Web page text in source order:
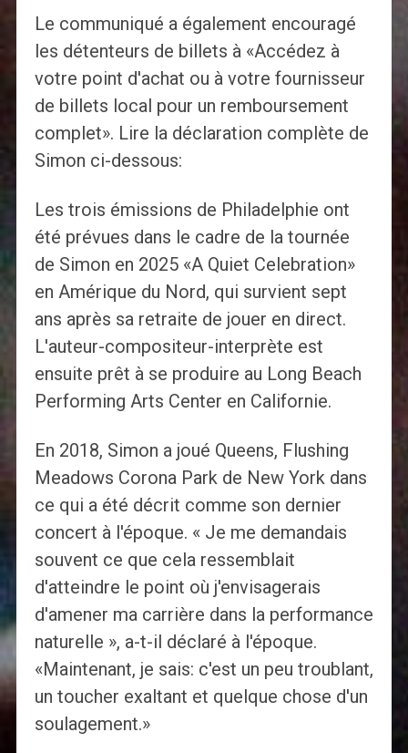
Le communiqué a également encouragé
les détenteurs de billets à «Accédez à
votre point d'achat ou à votre fournisseur
de billets local pour un remboursement
complet». Lire la déclaration complète de
Simon ci-dessous:
Les trois émissions de Philadelphie ont
été prévues dans le cadre de la tournée
de Simon en 2025 «A Quiet Celebration»
en Amérique du Nord, qui survient sept
ans après sa retraite de jouer en direct.
L'auteur-compositeur-interprète est
ensuite prêt à se produire au Long Beach
Performing Arts Center en Californie.
En 2018, Simon a joué Queens, Flushing
Meadows Corona Park de New York dans
ce qui a été décrit comme son dernier
concert à l'époque. « Je me demandais
souvent ce que cela ressemblait
d'atteindre le point où j'envisagerais
d'amener ma carrière dans la performance
naturelle », a-t-il déclaré à l'époque.
«Maintenant, je sais: c'est un peu troublant,
un toucher exaltant et quelque chose d'un
soulagement.»